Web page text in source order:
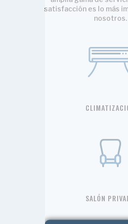
satisfacción es lo más
nosotros.
SALÓN